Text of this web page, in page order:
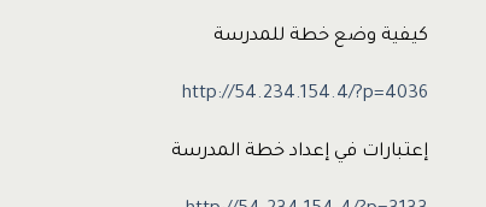
كيفية وضع خطة للمدرسة
http://54.234.154.4/?p=4036
إعتبارات في إعداد خطة المدرسة